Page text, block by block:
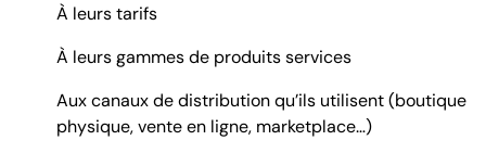
À leurs tarifs
À leurs gammes de produits services
Aux canaux de distribution qu’ils utilisent (boutique
physique, vente en ligne, marketplace…)